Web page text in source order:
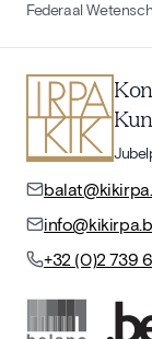
Federaal
+32 (0)2 739